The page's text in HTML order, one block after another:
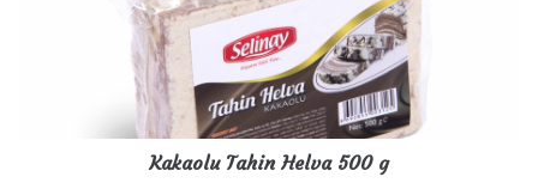
Kakaolu Tahin Helva 500 g